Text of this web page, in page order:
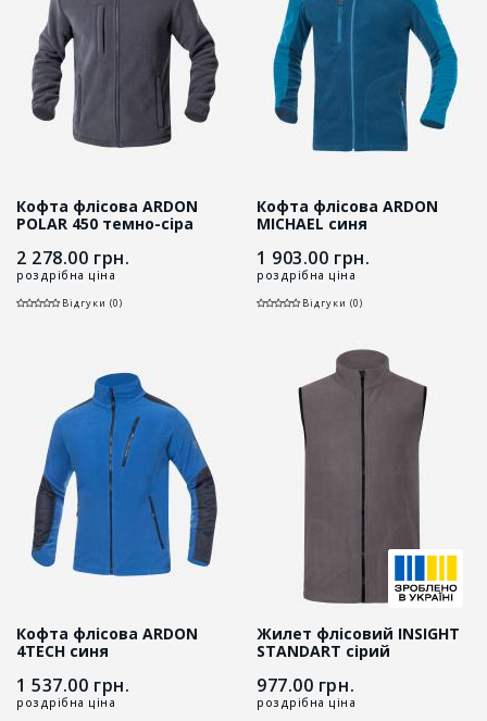
Кофта флісова ARDON
POLAR 450 темно-сіра
2 278.00 грн.
роздрібна ціна
Відгуки (0)
Кофта флісова ARDON
MICHAEL синя
1 903.00 грн.
роздрібна ціна
Відгуки (0)
Кофта флісова ARDON
4TECH синя
1 537.00 грн.
роздрібна ціна
Жилет флісовий INSIGHT
STANDART сірий
977.00 грн.
роздрібна ціна